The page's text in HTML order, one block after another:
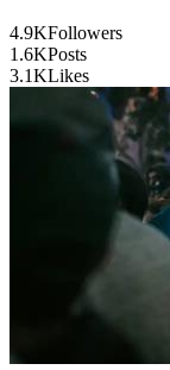
4.9KFollowers
1.6KPosts
3.1KLikes